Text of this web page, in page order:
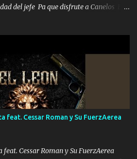
del jefe Pa que disfrute a Canelos Es
es platica de grandes por eso hay
instrucciones para atender los deberes
problema de confianza tengo gente
y también Pariente 7 arreglan
es cuestión que ordené NOS HACE
CLAVE ERA EL 24 SIEMPRE FUE UN
ALGO M'URIÓ PELEAND0 SIEMPRE
QUE SIGA EL LEGADO Es el DOS de
inteligente y com...
feat. Cessar Roman y Su FuerzAerea
Cessar Roman y Su FuerzAerea